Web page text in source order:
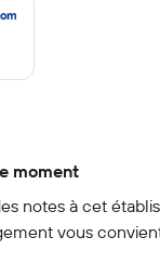
moment
notes à cet
vous